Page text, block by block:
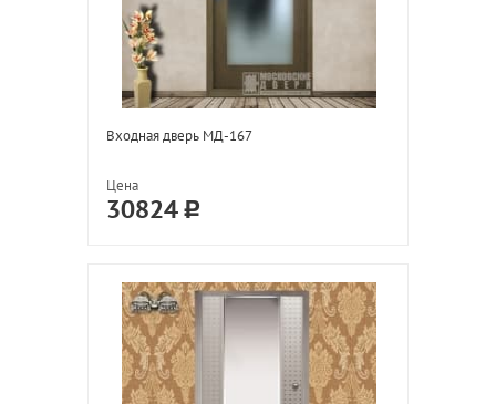
Входная дверь МД-167
Цена
30824